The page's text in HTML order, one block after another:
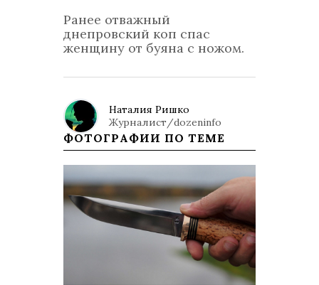
Ранее отважный
днепровский коп спас
женщину от буяна с ножом.
Наталия Ришко
Журналист/dozeninfo
ФОТОГРАФИИ ПО ТЕМЕ